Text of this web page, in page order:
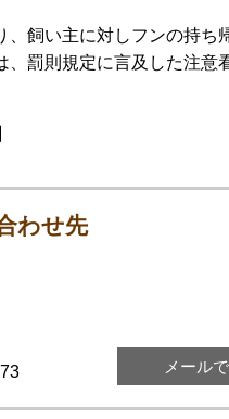
飼い主に対しフンの持ち
罰則規定に言及した注意
わせ先
メール